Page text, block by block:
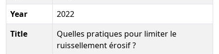
Year
2022
Title
Quelles pratiques pour limiter le
ruissellement érosif ?